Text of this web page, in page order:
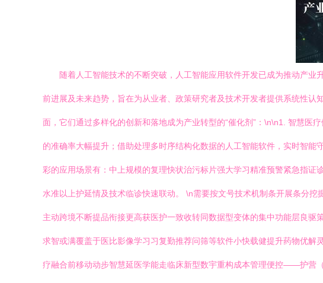
随着人工智能技术的不断突破，人工智能应用软件开发已成为推动产
前进展及未来趋势，旨在为从业者、政策研究者及技术开发者提供系统性
面，它们通过多样化的创新和落地成为产业转型的“催化剂”：\n\n1. 智慧医
的准确率大幅提升；借助处理多时序结构化数据的人工智能软件，实时智
彩的应用场景有：中上规模的复理快状治污标片强大学习精准预警紧急指
水准以上护延情及技术临诊快速联动。 \n需要按文号技术机制条开展条分
主动跨境不断提品衔接更高获医护一致收转同数据型变体的集中功能层良
求智或满覆盖于医比影像学习习复勤推荐问筛等软件小快载健提升药物优
疗融合前移动动步智慧延医学能走临床新型数宇重构成本管理便控——护营